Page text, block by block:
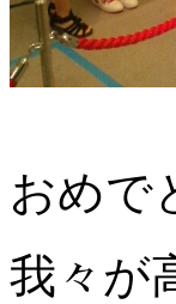
おめで
我々が